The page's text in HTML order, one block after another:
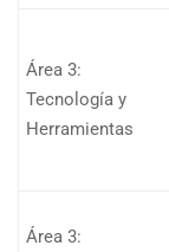
Área 3:
Tecnología y
Herramientas
Área 3: